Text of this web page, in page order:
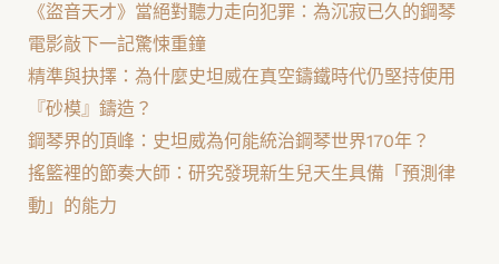
《盜音天才》當絕對聽力走向犯罪：為沉寂已久的鋼琴
電影敲下一記驚悚重鐘
精準與抉擇：為什麼史坦威在真空鑄鐵時代仍堅持使用
『砂模』鑄造？
鋼琴界的頂峰：史坦威為何能統治鋼琴世界170年？
搖籃裡的節奏大師：研究發現新生兒天生具備「預測律
動」的能力